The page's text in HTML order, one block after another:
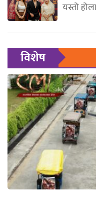
यस्तो
विशेष